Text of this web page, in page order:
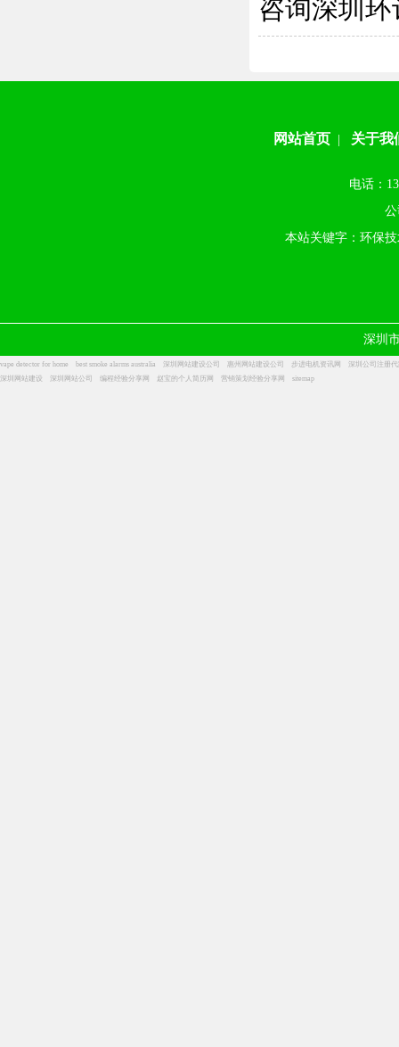
咨询深圳
网站首页 关于我
电话：
本站关键字：环保
深圳
vape detector for home best smoke alarms australia 深圳网站建设公司 惠州网站建设公司 步进电机资讯网
深圳公司注册
深圳网站建设
深圳网站公司 编程经验分享网 赵宝的个人简历网 营销策划经验分享网 sitemap